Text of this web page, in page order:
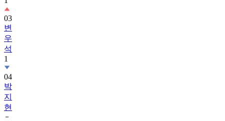
03
변
우
석
1
04
박
지
현